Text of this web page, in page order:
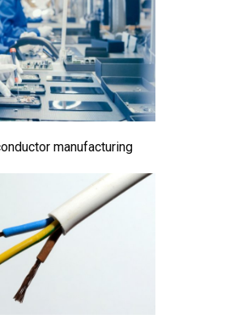
manufacturing